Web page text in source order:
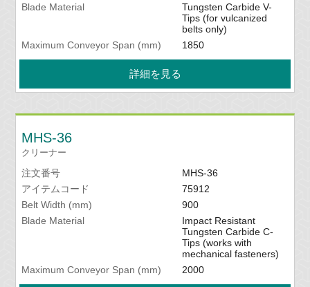
Blade Material
Tungsten Carbide V-
Tips (for vulcanized
belts only)
Maximum Conveyor Span (mm)
1850
詳細を見る
MHS-36
クリーナー
注文番号
MHS-36
アイテムコード
75912
Belt Width (mm)
900
Blade Material
Impact Resistant
Tungsten Carbide C-
Tips (works with
mechanical fasteners)
Maximum Conveyor Span (mm)
2000